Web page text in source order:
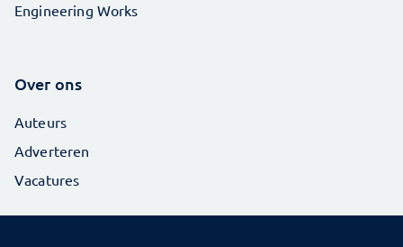
Engineering Works
Over ons
Auteurs
Adverteren
Vacatures